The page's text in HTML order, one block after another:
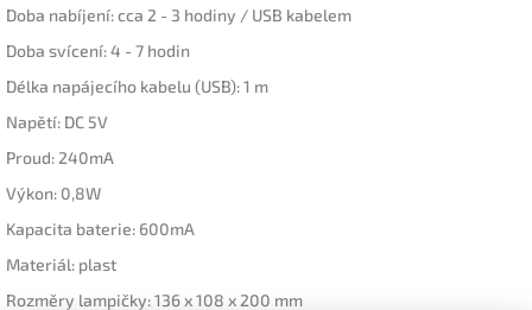
Doba nabíjení: cca 2 - 3 hodiny / USB kabelem
Doba svícení: 4 - 7 hodin
Délka napájecího kabelu (USB): 1 m
Napětí: DC 5V
Proud: 240mA
Výkon: 0,8W
Kapacita baterie: 600mA
Materiál: plast
Rozměry lampičky: 136 x 108 x 200 mm